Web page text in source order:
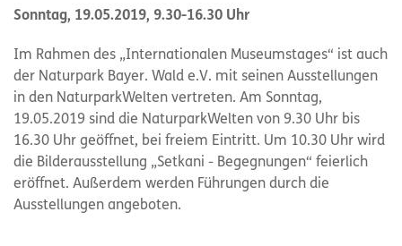
Sonntag, 19.05.2019, 9.30-16.30 Uhr
Im Rahmen des „Internationalen Museumstages“ ist auch
der Naturpark Bayer. Wald e.V. mit seinen Ausstellungen
in den NaturparkWelten vertreten. Am Sonntag,
19.05.2019 sind die NaturparkWelten von 9.30 Uhr bis
16.30 Uhr geöffnet, bei freiem Eintritt. Um 10.30 Uhr wird
die Bilderausstellung „Setkani - Begegnungen“ feierlich
eröffnet. Außerdem werden Führungen durch die
Ausstellungen angeboten.